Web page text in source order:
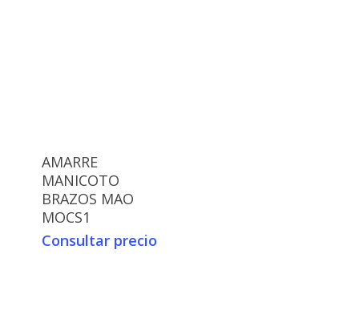
AMARRE
MANICOTO
BRAZOS MAO
MOCS1
Consultar precio